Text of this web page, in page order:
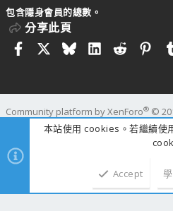
包含隱身會員的總數。
分享此頁
FacebookBlueskyLinkedIn
Reddit
Community platform by XenForo® ©
add-ons by ThemeHouse
時間
本站使用 cookies。若繼續使
Accept